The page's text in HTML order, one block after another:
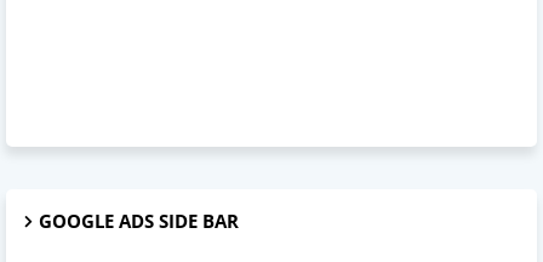
GOOGLE ADS SIDE BAR